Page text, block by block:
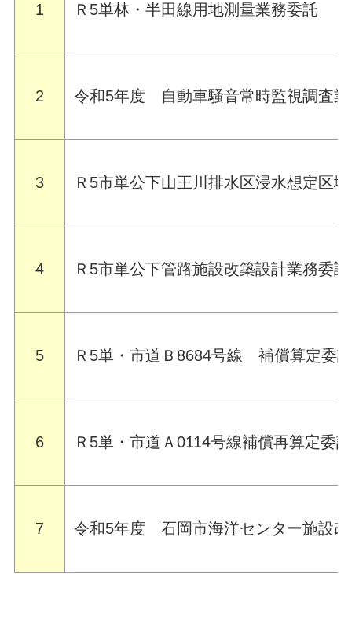
1 Ｒ5単林・半田線用地測量業務委託
2 令和5年度 自動車騒音常時監視調査業
3 Ｒ5市単公下山王川排水区浸水想定区
4 Ｒ5市単公下管路施設改築設計業務委託
5 Ｒ5単・市道Ｂ8684号線 補償算定委
6 Ｒ5単・市道Ａ0114号線補償再算定委託
7 令和5年度 石岡市海洋センター施設